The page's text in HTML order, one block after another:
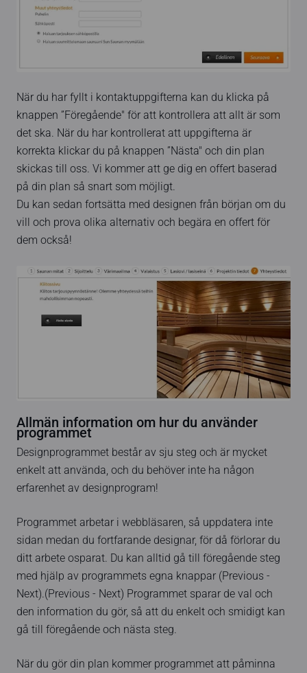
När du har fyllt i kontaktuppgifterna kan du klicka på
knappen ”Föregående" för att kontrollera att allt är som
det ska. När du har kontrollerat att uppgifterna är
korrekta klickar du på knappen ”Nästa" och din plan
skickas till oss. Vi kommer att ge dig en offert baserad
på din plan så snart som möjligt.
Du kan sedan fortsätta med designen från början om du
vill och prova olika alternativ och begära en offert för
dem också!
Allmän information om hur du använder
programmet
Designprogrammet består av sju steg och är mycket
enkelt att använda, och du behöver inte ha någon
erfarenhet av designprogram!
Programmet arbetar i webbläsaren, så uppdatera inte
sidan medan du fortfarande designar, för då förlorar du
ditt arbete osparat. Du kan alltid gå till föregående steg
med hjälp av programmets egna knappar (Previous -
Next).(Previous - Next) Programmet sparar de val och
den information du gör, så att du enkelt och smidigt kan
gå till föregående och nästa steg.
När du gör din plan kommer programmet att påminna